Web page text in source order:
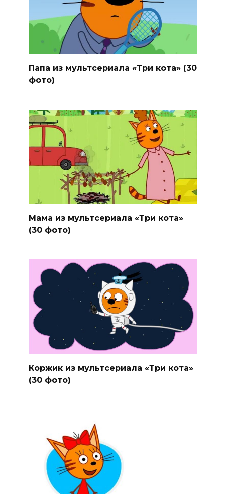
Папа из мультсериала «Три кота» (30
фото)
Мама из мультсериала «Три кота»
(30 фото)
Коржик из мультсериала «Три кота»
(30 фото)